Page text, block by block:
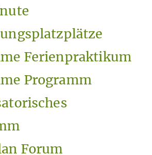
Ferienpraktikum
Programm
Forum